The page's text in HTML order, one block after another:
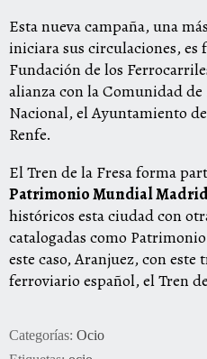
Esta nueva campaña, una
iniciara sus circulaciones, es
Fundación de los
alianza con la Comunidad
Nacional, el Ayuntamiento
Renfe.
El Tren de la Fresa forma
Patrimonio Mundial
históricos esta ciudad con
catalogadas como
este caso, Aranjuez, con
ferroviario español, el Tren
Categorías: Ocio